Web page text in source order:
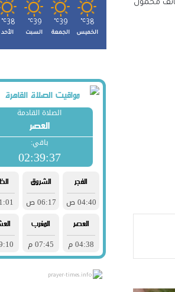
مدير ادارة الجمرك قام بتشكيل لجنة لتفتيش حقائب الراكب وتفتيشهما ذاتيا حيث تبين بالتفتيش الذاتي وجود ٤٠ هاتف محمول
38
℃
الخميس
39
℃
الجمعة
39
℃
السبت
38
℃
الأحد
prayer-times.info